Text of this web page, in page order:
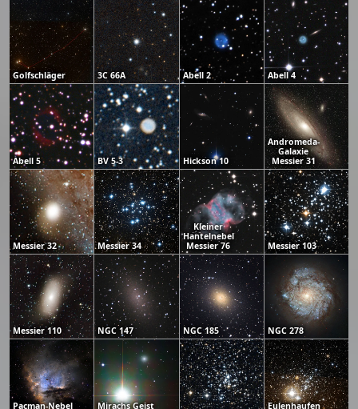
Golfschläger 3C 66A Abell 2 Abell 4
Abell 5 BV 5-3 Hickson 10
Andromeda-
Galaxie
Messier 31
Messier 32 Messier 34
Kleiner
Hantelnebel
Messier 76
Messier 103
Messier 110 NGC 147 NGC 185 NGC 278
Pacman-Nebel
Mirachs Geist
Eulenhaufen